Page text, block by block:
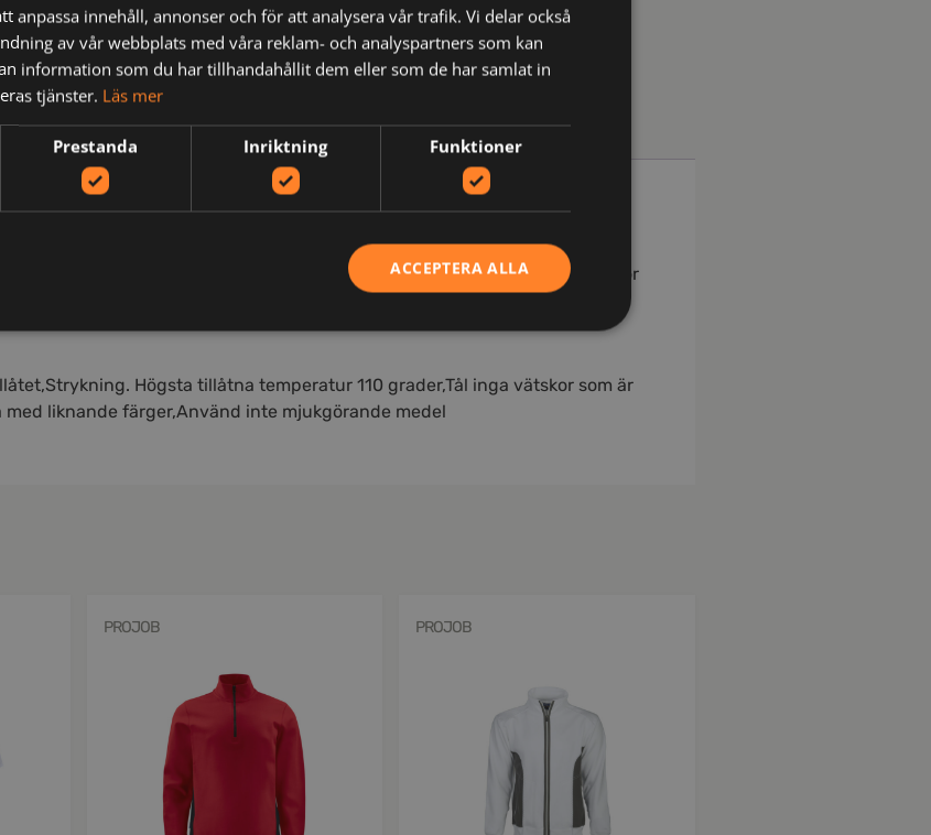
Dragsko i kragen. Förstärkning på framsida och underarmar. Framfickor
Högsta tillåtna temperatur 110 grader,Tål inga vätskor som är
liknande färger,Använd inte mjukgörande medel
PROJOB PROJOB
anpassa innehåll, annonser och för att analysera vår trafik. Vi delar också
av vår webbplats med våra reklam- och analyspartners som kan
information som du har tillhandahållit dem eller som de har samlat in
tjänster. Läs mer
Prestanda Inriktning Funktioner
ACCEPTERA ALLA